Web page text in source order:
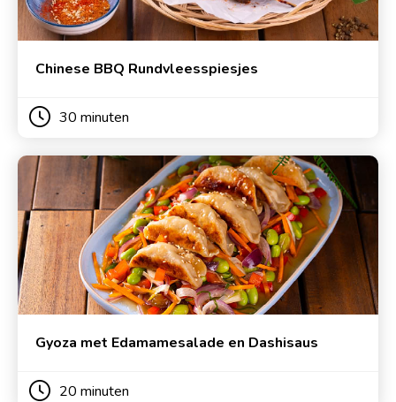
Chinese BBQ Rundvleesspiesjes
30 minuten
Gyoza met Edamamesalade en Dashisaus
20 minuten